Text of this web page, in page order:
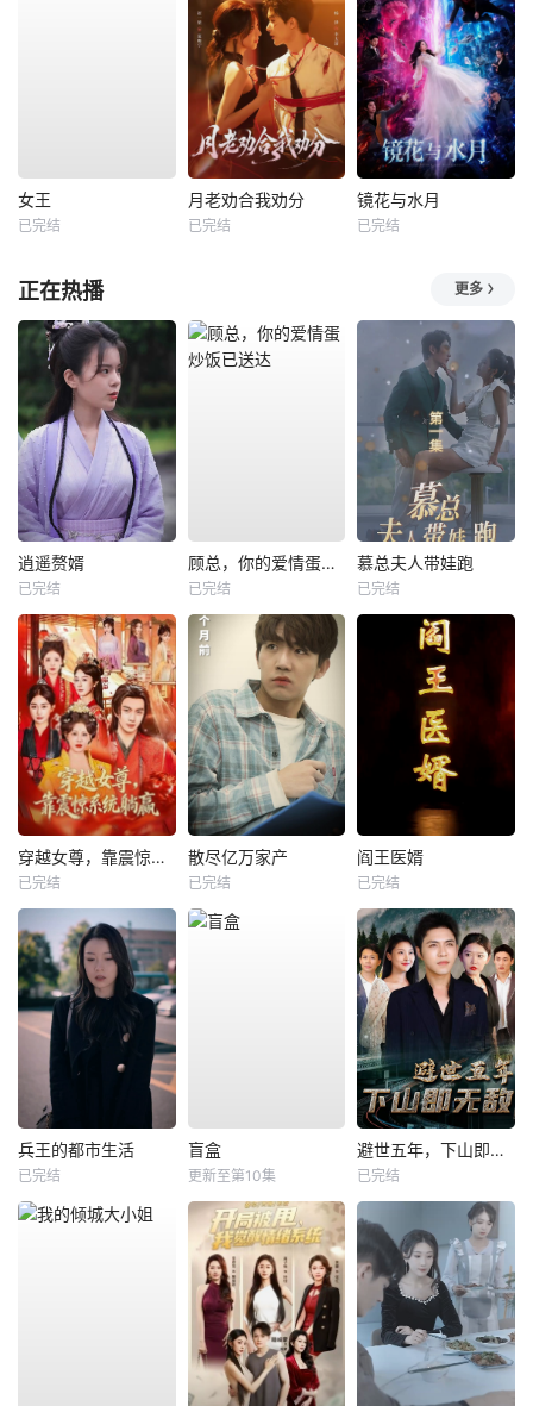
女王
已完结
月老劝合我劝分
已完结
镜花与水月
已完结
正在热播 更多
逍遥赘婿
已完结
顾总，你的爱情蛋炒饭已送达
已完结
慕总夫人带娃跑
已完结
穿越女尊，靠震惊系统躺赢
已完结
散尽亿万家产
已完结
阎王医婿
已完结
兵王的都市生活
已完结
盲盒
更新至第10集
避世五年，下山即无敌
已完结